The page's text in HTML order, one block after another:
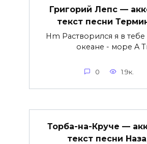
Григорий Лепс —
текст песни
Hm Растворился я в
океане - море A
0 1.9к.
Торба-на-Круче —
текст песни